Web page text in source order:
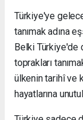
Türkiye'ye
tanımak adına
Belki Türkiye'de
toprakları
ülkenin tarihî ve
hayatlarına